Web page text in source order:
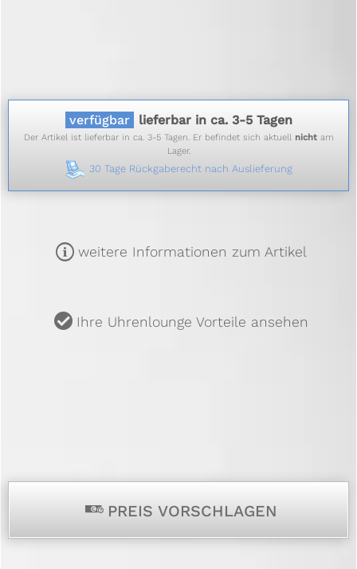
verfügbar lieferbar in ca. 3-5 Tagen
Der Artikel ist lieferbar in ca. 3-5 Tagen. Er befindet sich aktuell nichtam
Lager.
30 Tage Rückgaberecht nach Auslieferung
m weitere Informationen zum Artikel
u Ihre Uhrenlounge Vorteile ansehen
p PREIS VORSCHLAGEN